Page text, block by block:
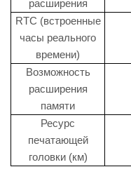
расширения
RTC (встроенные
часы реального
времени)
Возможность
расширения
памяти
Ресурс
печатающей
головки (км)